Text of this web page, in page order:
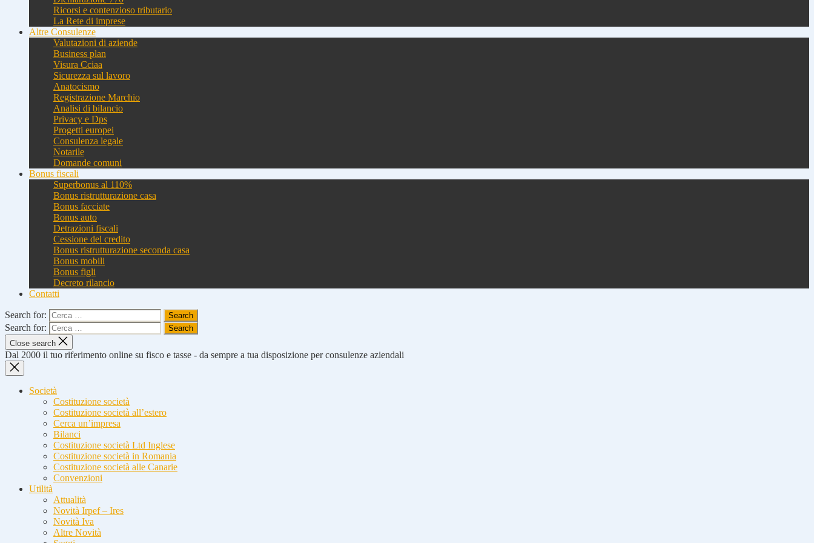
Ricorsi e contenzioso tributario
La Rete di imprese
Altre Consulenze
Valutazioni di aziende
Business plan
Visura Cciaa
Sicurezza sul lavoro
Anatocismo
Registrazione Marchio
Analisi di bilancio
Privacy e Dps
Progetti europei
Consulenza legale
Notarile
Domande comuni
Bonus fiscali
Superbonus al 110%
Bonus ristrutturazione casa
Bonus facciate
Bonus auto
Detrazioni fiscali
Cessione del credito
Bonus ristrutturazione seconda casa
Bonus mobili
Bonus figli
Decreto rilancio
Contatti
Search for:
Search for:
Close search
Dal 2000 il tuo riferimento online su fisco e tasse - da sempre a tua disposizione per consulenze aziendali
Società
Costituzione società
Costituzione società all’estero
Cerca un’impresa
Bilanci
Costituzione società Ltd Inglese
Costituzione società in Romania
Costituzione società alle Canarie
Convenzioni
Utilità
Attualità
Novità Irpef – Ires
Novità Iva
Altre Novità